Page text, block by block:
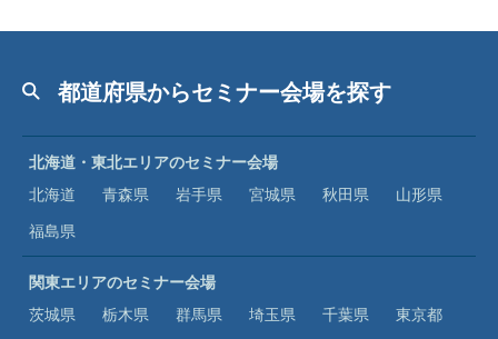
都道府県からセミナー会場を探す
北海道・東北エリアのセミナー会場
北海道
青森県 岩手県 宮城県 秋田県
山形県
福島県
関東エリアのセミナー会場
茨城県
栃木県 群馬県 埼玉県 千葉県
東京都